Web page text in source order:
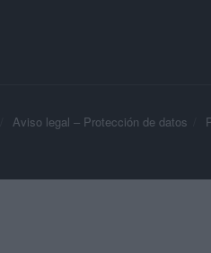
Aviso legal – Protección de datos